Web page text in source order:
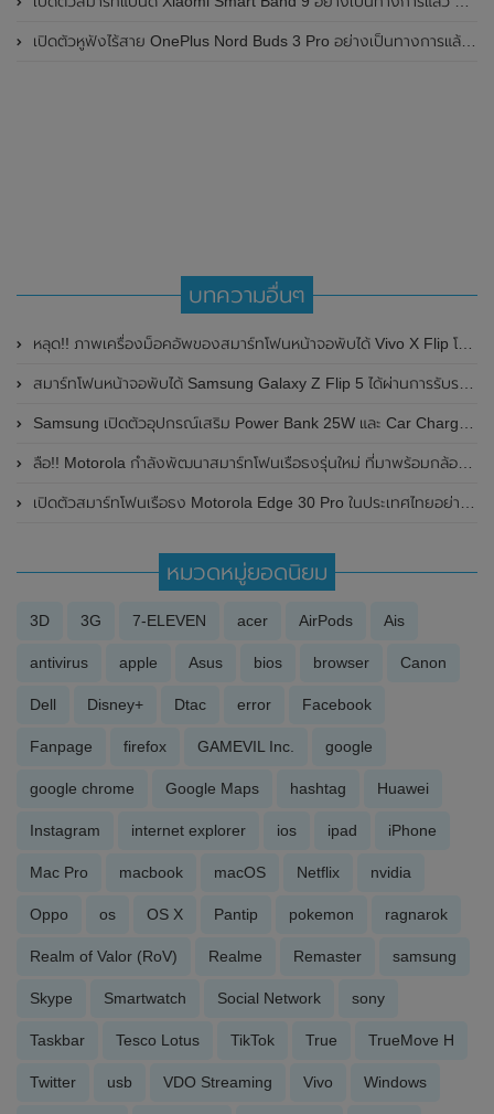
เปิดตัวหูฟังไร้สาย OnePlus Nord Buds 3 Pro อย่างเป็นทางการแล้ว มาพร้อมระบบตัดเสียงรบกวน (ANC) สามารถลดเสียงรบกวนได้ 49dB และแบตเตอรี่สุดอึดใช้งานได้นานสูงสุดถึง 44 ชั่วโมง
บทความอื่นๆ
หลุด!! ภาพเครื่องม็อคอัพของสมาร์ทโฟนหน้าจอพับได้ Vivo X Flip โชว์ดีไซน์ทั้งด้านหน้าและด้านหลัง
สมาร์ทโฟนหน้าจอพับได้ Samsung Galaxy Z Flip 5 ได้ผ่านการรับรองจาก BIS ของอินเดียแล้ว คอนเฟิร์มวางจำหน่ายในประเทศอินเดียแน่นอน
Samsung เปิดตัวอุปกรณ์เสริม Power Bank 25W และ Car Charger 45W
ลือ!! Motorola กำลังพัฒนาสมาร์ทโฟนเรือธงรุ่นใหม่ ที่มาพร้อมกล้อง ความละเอียดสูงถึง 200MP , ชิปเซ็ต Snapdragon Gen 8 Gen 1 (รุ่นใหม่ที่ยังไม่เปิดตัว) และรองรับการชาร์จไวที่ 144W
เปิดตัวสมาร์ทโฟนเรือธง Motorola Edge 30 Pro ในประเทศไทยอย่างเป็นทางการแล้ว ในราคา 22,999 บาท
หมวดหมู่ยอดนิยม
3D 3G 7-ELEVEN acer AirPods Ais
antivirus apple Asus bios browser Canon
Dell Disney+ Dtac error Facebook
Fanpage firefox GAMEVIL Inc. google
google chrome Google Maps hashtag Huawei
Instagram internet explorer ios ipad iPhone
Mac Pro macbook macOS Netflix nvidia
Oppo os OS X Pantip pokemon ragnarok
Realm of Valor (RoV) Realme Remaster samsung
Skype Smartwatch Social Network sony
Taskbar Tesco Lotus TikTok True TrueMove H
Twitter usb VDO Streaming Vivo Windows